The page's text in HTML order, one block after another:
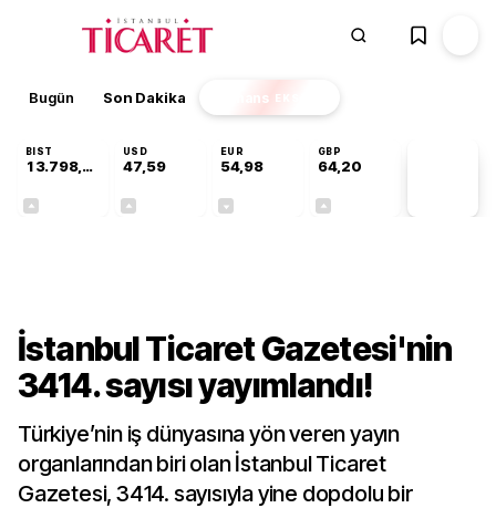
Bugün Son Dakika Finans EKSTRA
BIST
13.798,82
USD
47,59
EUR
54,98
GBP
64,20
İstanbul Ticaret Gazetesi'nin
3414. sayısı yayımlandı!
Türkiye’nin iş dünyasına yön veren yayın
organlarından biri olan İstanbul Ticaret
Gazetesi, 3414. sayısıyla yine dopdolu bir